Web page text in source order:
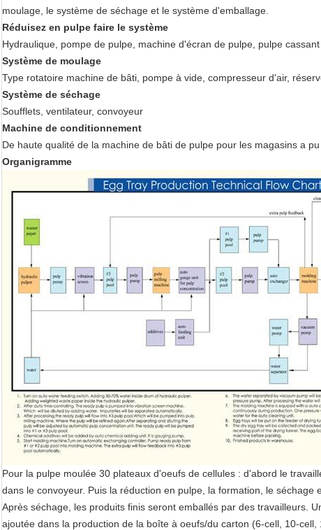
moulage, le système de séchage et le système d'emballage.
Réduisez en pulpe faire le système
Hydraulique, pompe de pulpe, machine d'écran de pulpe, pulpe
Système de moulage
Type rotatoire machine de bâti, pompe à vide, compresseur d'air,
Système de séchage
Soufflets, ventilateur, convoyeur
Machine de conditionnement
De haute qualité de la machine de bâti de pulpe pour les magasins a
Organigramme
Pour la pulpe moulée 30 plateaux d'oeufs de cellules : d'abord le
dans le convoyeur. Puis la réduction en pulpe, la formation, le séchage
Après séchage, les produits finis seront emballés par des travailleurs.
ajoutée dans la production de la boîte à oeufs/du carton (6-cell, 10-